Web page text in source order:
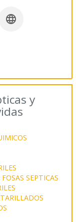

y
FOSAS SEPTICAS